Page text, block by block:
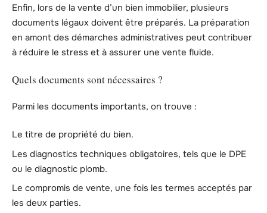
Enfin, lors de la vente d’un bien immobilier, plusieurs
documents légaux doivent être préparés. La préparation
en amont des démarches administratives peut contribuer
à réduire le stress et à assurer une vente fluide.
Quels documents sont nécessaires ?
Parmi les documents importants, on trouve :
Le titre de propriété du bien.
Les diagnostics techniques obligatoires, tels que le DPE
ou le diagnostic plomb.
Le compromis de vente, une fois les termes acceptés par
les deux parties.